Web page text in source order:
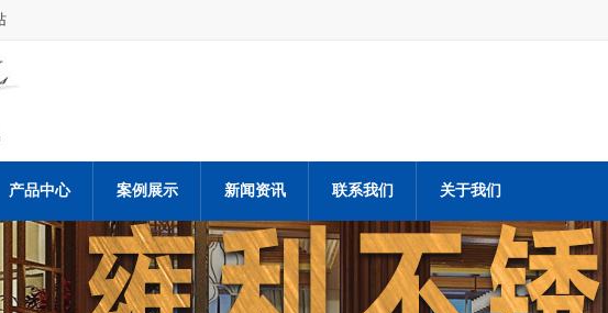
产品中心 案例展示 新闻资讯 联系我们 关于我们